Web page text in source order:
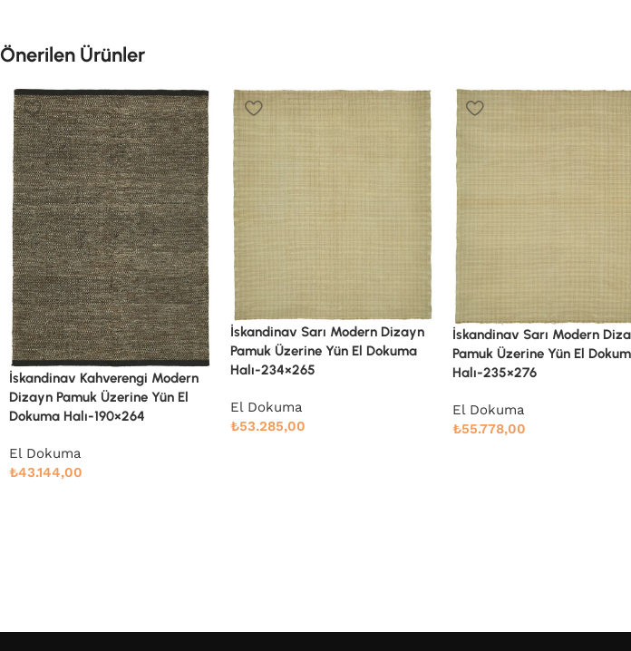
Önerilen Ürünler
İskandinav Sarı Modern Dizayn
Pamuk Üzerine Yün El Dokuma
Halı-234×265
El Dokuma
53.285,00
İskandinav Sarı Modern Dizayn
Pamuk Üzerine Yün El Dokuma
Halı-235×276
El Dokuma
₺55.778,00
İskandinav Bej Çizgili Pamuk
Üzerine Yün El Dokuma